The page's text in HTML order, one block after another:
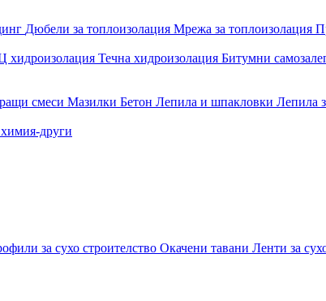
Дюбели за топлоизолация Мрежа за топлоизолация
хидроизолация Течна хидроизолация Битумни
смеси Мазилки Бетон Лепила и шпакловки Лепила
други
за сухо строителство Окачени тавани Ленти за